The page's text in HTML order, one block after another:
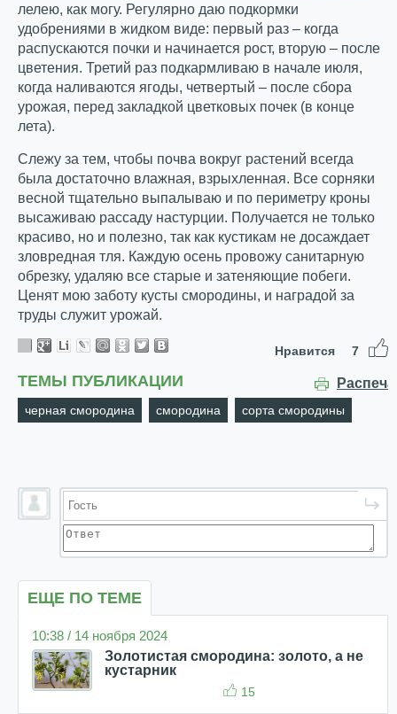
лелею, как могу. Регулярно даю подкормки
удобрениями в жидком виде: первый раз – когда
распускаются почки и начинается рост, вторую – после
цветения. Третий раз подкармливаю в начале июля,
когда наливаются ягоды, четвертый – после сбора
урожая, перед закладкой цветковых почек (в конце
лета).
Слежу за тем, чтобы почва вокруг растений всегда
была достаточно влажная, взрыхленная. Все сорняки
весной тщательно выпалываю и по периметру кроны
высаживаю рассаду настурции. Получается не только
красиво, но и полезно, так как кустикам не досаждает
зловредная тля. Каждую осень провожу санитарную
обрезку, удаляю все старые и затеняющие побеги.
Ценят мою заботу кусты смородины, и наградой за
труды служит урожай.
Нравится 7
ТЕМЫ ПУБЛИКАЦИИ
черная смородина смородина сорта смородины
ЕЩЕ ПО ТЕМЕ
10:38 / 14 ноября 2024
Золотистая смородина: золото, а не
кустарник
15